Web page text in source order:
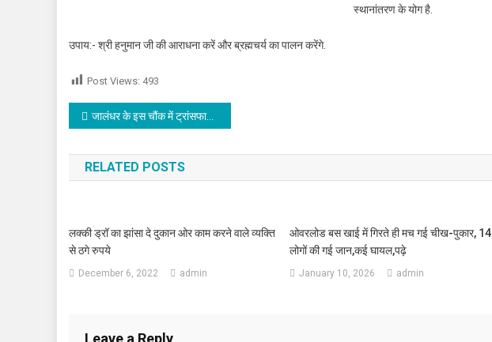
स्थानांतरण के योग है.
उपाय:- श्री हनुमान जी की आराधना करें और ब्रह्मचर्य का पालन करेंगे.
Post Views: 493
Post navigation
जालंधर के इस चौंक में ट्रांसफार्मर को लगी भयानक आग, देखें वीडियो
RELATED POSTS
लक्की ड्रॉ का झांसा दे दुकान ओर काम करने वाले व्यक्ति
से ठगे रुपये
December 6, 2022 admin
ओवरलोड बस खाई में गिरते ही मच गई चीख-पुकार, 14
लोगों की गई जान,कई घायल,पढ़े
January 10, 2026 admin
Leave a Reply